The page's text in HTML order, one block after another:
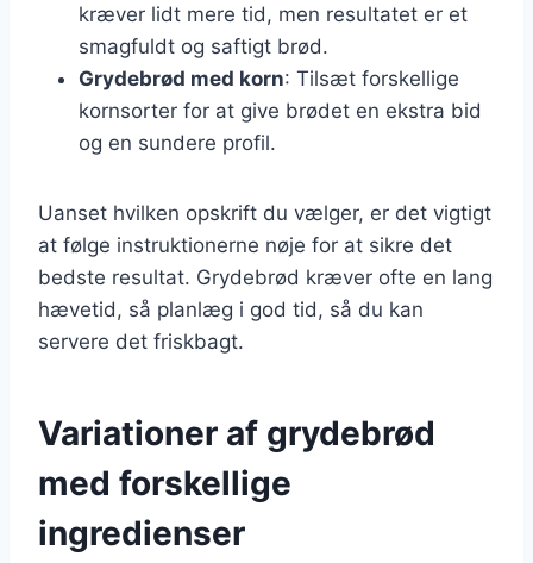
kræver lidt mere tid, men resultatet er et
smagfuldt og saftigt brød.
Grydebrød med korn: Tilsæt forskellige
kornsorter for at give brødet en ekstra bid
og en sundere profil.
Uanset hvilken opskrift du vælger, er det vigtigt
at følge instruktionerne nøje for at sikre det
bedste resultat. Grydebrød kræver ofte en lang
hævetid, så planlæg i god tid, så du kan
servere det friskbagt.
Variationer af grydebrød
med forskellige
ingredienser